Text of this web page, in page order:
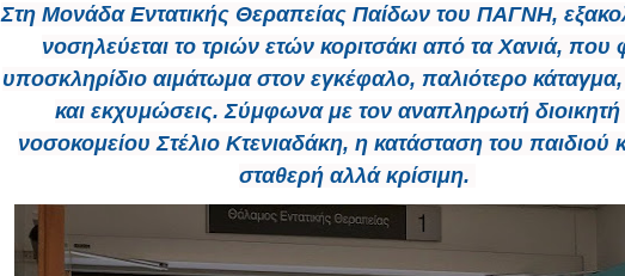
Στη Μονάδα Εντατικής Θεραπείας Παίδων του ΠΑΓΝΗ,
νοσηλεύεται το τριών ετών κοριτσάκι από τα Χανιά, που
υποσκληρίδιο αιμάτωμα στον εγκέφαλο, παλιότερο
και εκχυμώσεις. Σύμφωνα με τον αναπληρωτή διοικητή
νοσοκομείου Στέλιο Κτενιαδάκη, η κατάσταση του παιδιού
σταθερή αλλά κρίσιμη.